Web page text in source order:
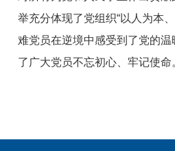
举充分体现了党组织“以人为本
难党员在逆境中感受到了党的
了广大党员不忘初心、牢记使命